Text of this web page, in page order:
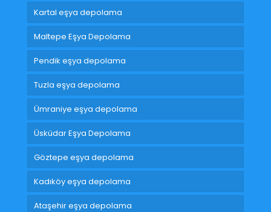
Kartal eşya depolama
Maltepe Eşya Depolama
Pendik eşya depolama
Tuzla eşya depolama
Ümraniye eşya depolama
Üsküdar Eşya Depolama
Göztepe eşya depolama
Kadıköy eşya depolama
Ataşehir eşya depolama